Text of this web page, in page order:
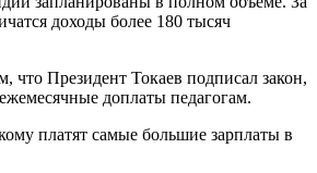
доходы более 180 тысяч
что Президент Токаев подписал закон,
доплаты педагогам.
платят самые большие зарплаты в